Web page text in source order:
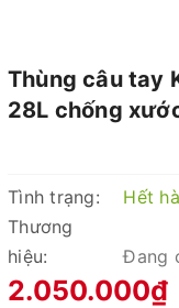
Thùng câu tay
28L chống
Tình trạng:
Hết
Thương
hiệu:
Đang
2.050.000₫